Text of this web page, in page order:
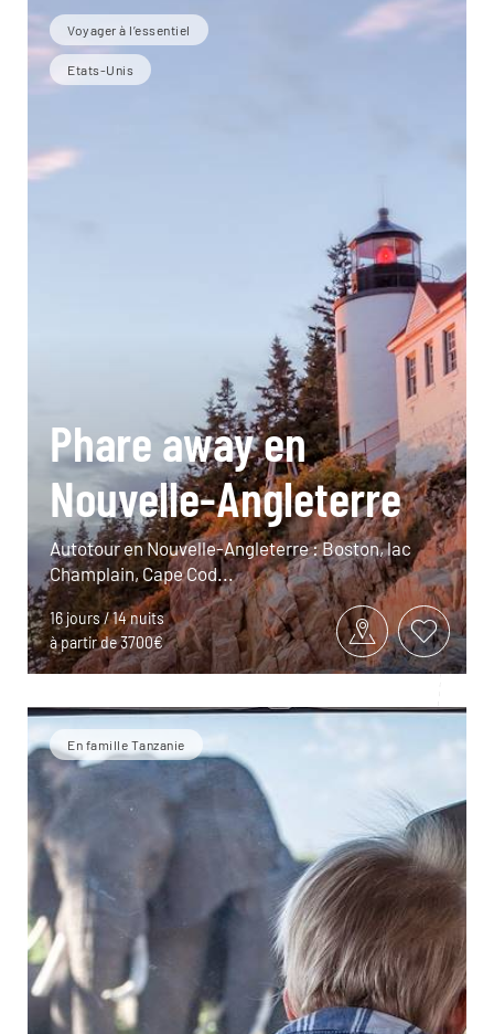
Voyager à l’essentiel
Etats-Unis
Phare away en
Nouvelle-Angleterre
Autotour en Nouvelle-Angleterre : Boston, lac
Champlain, Cape Cod...
16 jours / 14 nuits
à partir de 3700€
En famille Tanzanie